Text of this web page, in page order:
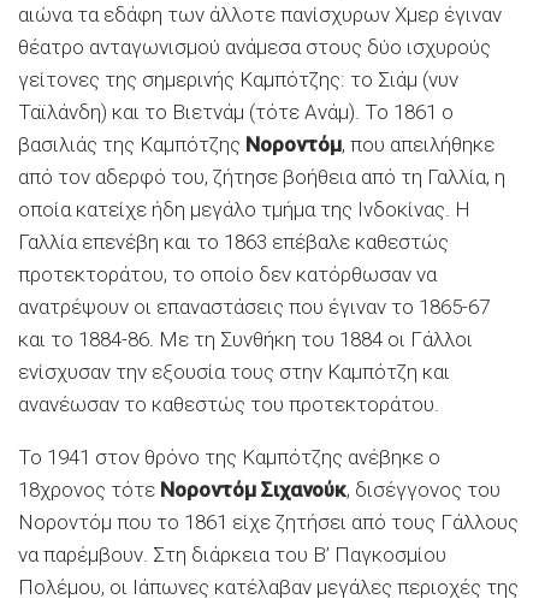
αιώνα τα εδάφη των άλλοτε πανίσχυρων Χμερ έγιναν
θέατρο ανταγωνισμού ανάμεσα στους δύο ισχυρούς
γείτονες της σημερινής Καμπότζης: το Σιάμ (νυν
Ταϊλάνδη) και το Βιετνάμ (τότε Ανάμ). Το 1861 ο
βασιλιάς της Καμπότζης Νοροντόμ, που απειλήθηκε
από τον αδερφό του, ζήτησε βοήθεια από τη Γαλλία, η
οποία κατείχε ήδη μεγάλο τμήμα της Ινδοκίνας. Η
Γαλλία επενέβη και το 1863 επέβαλε καθεστώς
προτεκτοράτου, το οποίο δεν κατόρθωσαν να
ανατρέψουν οι επαναστάσεις που έγιναν το 1865-67
και το 1884-86. Με τη Συνθήκη του 1884 οι Γάλλοι
ενίσχυσαν την εξουσία τους στην Καμπότζη και
ανανέωσαν το καθεστώς του προτεκτοράτου.
Το 1941 στον θρόνο της Καμπότζης ανέβηκε ο
18χρονος τότε Νοροντόμ Σιχανούκ, δισέγγονος του
Νοροντόμ που το 1861 είχε ζητήσει από τους Γάλλους
να παρέμβουν. Στη διάρκεια του Β’ Παγκοσμίου
Πολέμου, οι Ιάπωνες κατέλαβαν μεγάλες περιοχές της